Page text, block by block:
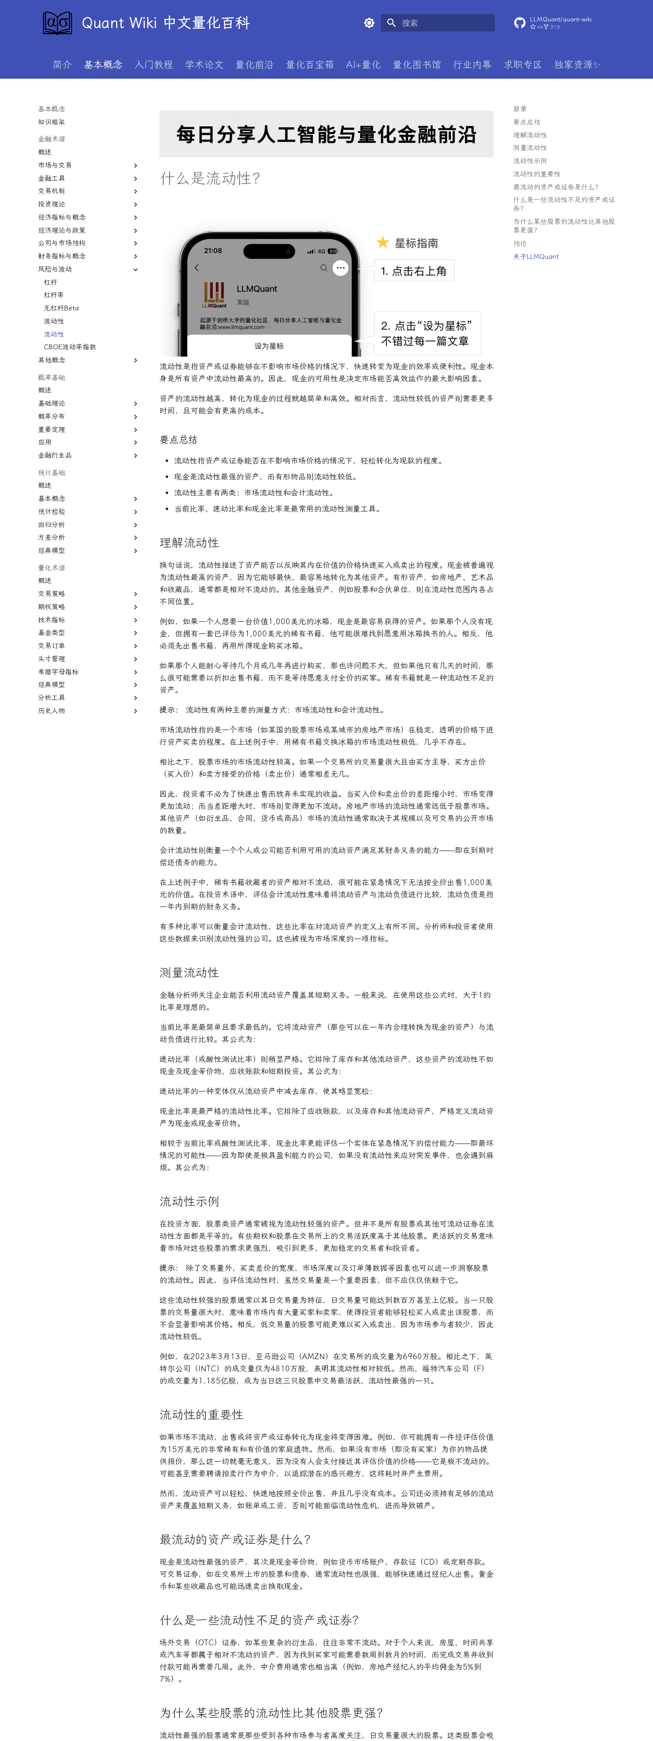
Quant Wiki 中文量化百科 LLMQuant/quant-wiki
4k 315
简介 基本概念 入门教程 学术论文 量化前沿 量化百宝箱 AI+量化 量化图书馆 行业内幕 求职专区 独家资源✨
基本概念
知识框架
金融术语
概述
市场与交易
一级市场
二级市场
债券市场
外汇市场
外汇
股市
熊市
牛市
纳斯达克
金融工具
股权
期货
期权
二元期权
卖出期权
VIX期权
债券
债券
国债
国库券
可转换债券
证券
衍生品
标的资产
固定收益
远期价格
远期合同
交易机制
T+1
保证金
保证金交易
交易商
卖空
首次公开募股
报价
首席经纪业务
投资理论
价值投资
被动投资
多因子模型
有效市场假说
风险投资
对冲
经济指标与概念
国内生产总值
国民生产总值
生产者价格指数
通货膨胀
恶性通胀
失业
经济增长
商业周期
大萧条
房地产泡沫
利率
联邦基金利率
经济理论与政策
宏观经济学
凯恩斯经济学
新自由主义
资本主义
自由市场
自由贸易
公开市场操作
货币政策
关税
贸易逆差
量化宽松
公司与市场结构
股份公司
有限合伙
寡头垄断
规模经济
知识经济
债务重组
合并与收购
杠杆收购
经济订货量
长期资本管理公司
财务指标与概念
市盈率
股息
股权稀释
毛利率
贴现率
年金表
收益率倒挂
AAA信用评级
CAPE比率
中型市值
变化率
基准年
增长曲线
增长率
复利
年回报率
年金未来价值
现值
资产负债表
资本化
边际收益
面值
风险与波动
杠杆
杠杆率
无杠杆Beta
波动性
流动性
CBOE波动率指数
其他概念
二八法则
基尼系数
菲利普斯曲线
比较优势
绝对优势
汇率
货币流通速度
概率基础
概述
基础理论
条件概率
联合概率
贝叶斯定理
相关性
相关系数
概率分布
概率分布
正态分布
均匀分布
重要定理
大数法则
中心极限定理
经验法则
应用
蒙特卡罗模拟
系统抽样
变异系数
金融衍生品
衍生品
统计基础
概述
基本概念
期望值
协方差
相关系数
线性关系
非线性
自相关
多重共线性
统计检验
P值
Z值
Z检验
T检验
假设检验
统计显著性
卡方统计量
置信区间
回归分析
回归分析
R平方
决定系数
多元线性回归
最小二乘法
变量膨胀因子
方差分析
方差分析
经典模型
默顿模型
量化术语
概述
交易策略
趋势交易
动量投资
因子投资
高频交易
均值回归
套利者
市场中性
货币套利交易
新闻交易者
期权策略
德尔塔对冲
伽马对冲
波动率套利
德尔塔中性
伽玛中性
看跌期权
跨式期权
空头看涨价差
技术指标
移动平均线
简单移动平均线
指数移动平均线
相对强弱指数
费舍尔变换指标
双顶
黄金交叉
基金类型
多空基金
多空股权
交易订单
市价单
限价单
限价单簿
立即执行或取消订单
限时订单
头寸管理
空头头寸
逼空
希腊字母指标
伽马
贝塔
阿尔法
经典模型
资本资产定价模型
Fama-French三因子模型
分析工具
回测
历史人物
目录
要点总结
理解流动性
测量流动性
流动性示例
流动性的重要性
最流动的资产或证券是什么？
什么是一些流动性不足的资产或证
券？
为什么某些股票的流动性比其他股
票更强？
结论
关于LLMQuant
什么是流动性？
流动性是指资产或证券能够在不影响市场价格的情况下，快速转变为现金的效率或便利性。现金本
身是所有资产中流动性最高的。因此，现金的可用性是决定市场能否高效运作的最大影响因素。
资产的流动性越高，转化为现金的过程就越简单和高效。相对而言，流动性较低的资产则需要更多
时间，且可能会有更高的成本。
要点总结
流动性指资产或证券能否在不影响市场价格的情况下，轻松转化为现款的程度。
现金是流动性最强的资产，而有形物品则流动性较低。
流动性主要有两类：市场流动性和会计流动性。
当前比率、速动比率和现金比率是最常用的流动性测量工具。
理解流动性
换句话说，流动性描述了资产能否以反映其内在价值的价格快速买入或卖出的程度。现金被普遍视
为流动性最高的资产，因为它能够最快、最容易地转化为其他资产。有形资产，如房地产、艺术品
和收藏品，通常都是相对不流动的。其他金融资产，例如股票和合伙单位，则在流动性范围内各占
不同位置。
例如，如果一个人想要一台价值1,000美元的冰箱，现金是最容易获得的资产。如果那个人没有现
金，但拥有一套已评估为1,000美元的稀有书籍，他可能很难找到愿意用冰箱换书的人。相反，他
必须先出售书籍，再用所得现金购买冰箱。
如果那个人能耐心等待几个月或几年再进行购买，那也许问题不大，但如果他只有几天的时间，那
么很可能需要以折扣出售书籍，而不是等待愿意支付全价的买家。稀有书籍就是一种流动性不足的
资产。
提示： 流动性有两种主要的测量方式：市场流动性和会计流动性。
市场流动性指的是一个市场（如某国的股票市场或某城市的房地产市场）在稳定、透明的价格下进
行资产买卖的程度。在上述例子中，用稀有书籍交换冰箱的市场流动性极低，几乎不存在。
相比之下，股票市场的市场流动性较高。如果一个交易所的交易量很大且由买方主导，买方出价
（买入价）和卖方接受的价格（卖出价）通常相差无几。
因此，投资者不必为了快速出售而放弃未实现的收益。当买入价和卖出价的差距缩小时，市场变得
更加流动；而当差距增大时，市场则变得更加不流动。房地产市场的流动性通常远低于股票市场。
其他资产（如衍生品、合同、货币或商品）市场的流动性通常取决于其规模以及可交易的公开市场
的数量。
会计流动性则衡量一个个人或公司能否利用可用的流动资产满足其财务义务的能力——即在到期时
偿还债务的能力。
在上述例子中，稀有书籍收藏者的资产相对不流动，很可能在紧急情况下无法按全价出售1,000美
元的价值。在投资术语中，评估会计流动性意味着将流动资产与流动负债进行比较，流动负债是指
一年内到期的财务义务。
有多种比率可以衡量会计流动性，这些比率在对流动资产的定义上有所不同。分析师和投资者使用
这些数据来识别流动性强的公司。这也被视为市场深度的一项指标。
测量流动性
金融分析师关注企业能否利用流动资产覆盖其短期义务。一般来说，在使用这些公式时，大于1的
比率是理想的。
当前比率是最简单且要求最低的。它将流动资产（那些可以在一年内合理转换为现金的资产）与流
动负债进行比较。其公式为：
速动比率（或酸性测试比率）则稍显严格。它排除了库存和其他流动资产，这些资产的流动性不如
现金及现金等价物、应收账款和短期投资。其公式为：
速动比率的一种变体仅从流动资产中减去库存，使其略显宽松：
现金比率是最严格的流动性比率。它排除了应收账款，以及库存和其他流动资产，严格定义流动资
产为现金或现金等价物。
相较于当前比率或酸性测试比率，现金比率更能评估一个实体在紧急情况下的偿付能力——即最坏
情况的可能性——因为即使是极具盈利能力的公司，如果没有流动性来应对突发事件，也会遇到麻
烦。其公式为：
流动性示例
在投资方面，股票类资产通常被视为流动性较强的资产。但并不是所有股票或其他可流动证券在流
动性方面都是平等的。有些期权和股票在交易所上的交易活跃度高于其他股票。更活跃的交易意味
着市场对这些股票的需求更强烈，吸引到更多、更加稳定的交易者和投资者。
提示：
除了交易量外，买卖差价的宽度、市场深度以及订单簿数据等因素也可以进一步洞察股票
的流动性。因此，当评估流动性时，虽然交易量是一个重要因素，但不应仅仅依赖于它。
这些流动性较强的股票通常以其日交易量为特征，日交易量可能达到数百万甚至上亿股。当一只股
票的交易量很大时，意味着市场内有大量买家和卖家，使得投资者能够轻松买入或卖出该股票，而
不会显著影响其价格。相反，低交易量的股票可能更难以买入或卖出，因为市场参与者较少，因此
流动性较低。
例如，在2023年3月13日，亚马逊公司（AMZN）在交易所的成交量为6960万股。相比之下，英
特尔公司（INTC）的成交量仅为4810万股，表明其流动性相对较低。然而，福特汽车公司（F）
的成交量为1.185亿股，成为当日这三只股票中交易最活跃、流动性最强的一只。
流动性的重要性
如果市场不流动，出售或将资产或证券转化为现金将变得困难。例如，你可能拥有一件经评估价值
为15万美元的非常稀有和有价值的家庭遗物。然而，如果没有市场（即没有买家）为你的物品提
供报价，那么这一切就毫无意义，因为没有人会支付接近其评估价值的价格——它是极不流动的。
可能甚至需要聘请拍卖行作为中介，以追踪潜在的感兴趣方，这将耗时并产生费用。
然而，流动资产可以轻松、快速地按照全价出售，并且几乎没有成本。公司还必须持有足够的流动
资产来覆盖短期义务，如账单或工资，否则可能面临流动性危机，进而导致破产。
最流动的资产或证券是什么？
现金是流动性最强的资产，其次是现金等价物，例如货币市场账户、存款证（CD）或定期存款。
可交易证券，如在交易所上市的股票和债券，通常流动性也很强，能够快速通过经纪人出售。黄金
币和某些收藏品也可能迅速卖出换取现金。
什么是一些流动性不足的资产或证券？
场外交易（OTC）证券，如某些复杂的衍生品，往往非常不流动。对于个人来说，房屋、时间共享
或汽车等都属于相对不流动的资产，因为找到买家可能需要数周到数月的时间，而完成交易并收到
付款可能再需要几周。此外，中介费用通常也相当高（例如，房地产经纪人的平均佣金为5%到
7%）。
为什么某些股票的流动性比其他股票更强？
流动性最强的股票通常是那些受到各种市场参与者高度关注、日交易量很大的股票。这类股票会吸